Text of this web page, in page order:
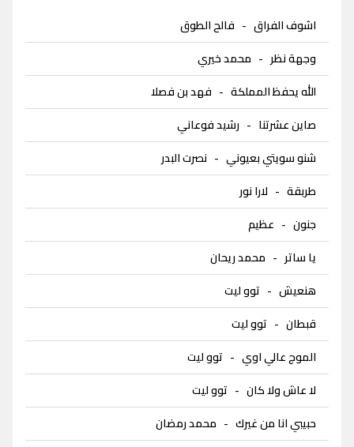
اشوف الفراق - فالح الطوق
وجهة نظر- محمد خيري
الله يحفظ المملكة - فهد بن فصلا
صاين عشرتنا - رشيد فوعاني
شنو سويتي بعيوني - نصرت البدر
طربقة - لارا نور
جنون - عظيم
يا ساتر- محمد ريحان
هنعيش - توو ليت
قبطان - توو ليت
الموج عالي اوي - توو ليت
لا عاش ولا كان - توو ليت
حبيبي انا من غيرك - محمد رمضان